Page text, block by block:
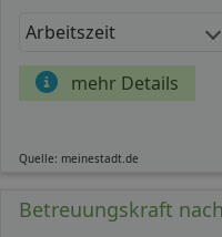
Arbeitszeit
mehr Details
Quelle: meinestadt.de
Betreuungskraft